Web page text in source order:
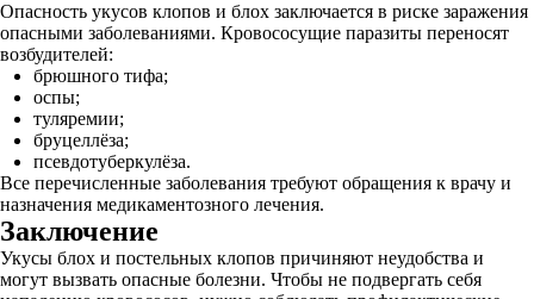
Опасность укусов клопов и блох заключается в риске заражения
опасными заболеваниями. Кровососущие паразиты переносят
возбудителей:
брюшного тифа;
оспы;
туляремии;
бруцеллёза;
псевдотуберкулёза.
Все перечисленные заболевания требуют обращения к врачу и
назначения медикаментозного лечения.
Заключение
Укусы блох и постельных клопов причиняют неудобства и
могут вызвать опасные болезни. Чтобы не подвергать себя